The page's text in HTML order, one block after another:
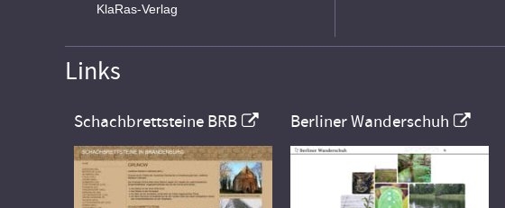
KlaRas-Verlag
Links
Schachbrettsteine BRB Berliner Wanderschuh